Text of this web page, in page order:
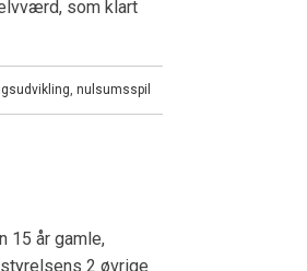
som klart
, nulsumsspil
15 år gamle,
2 øvrige